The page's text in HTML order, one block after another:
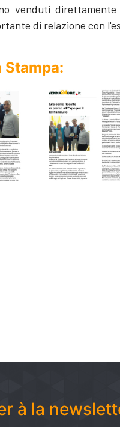
venduti
di relazione con
Stampa:
à la